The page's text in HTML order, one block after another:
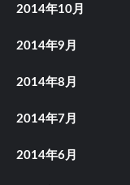
2014年10月
2014年9月
2014年8月
2014年7月
2014年6月